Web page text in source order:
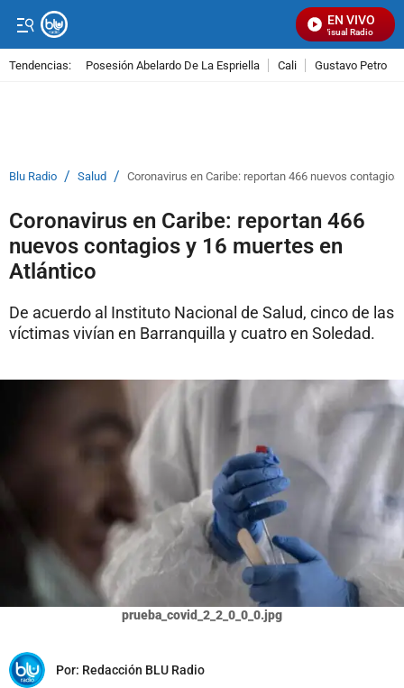
EN VIVO
Señal Visual Radio
Tendencias: Posesión Abelardo De La Espriella Cali Gustavo Petro
Blu Radio / Salud / Coronavirus en Caribe: reportan 466 nuevos
Coronavirus en Caribe: reportan 466
nuevos contagios y 16 muertes en
Atlántico
De acuerdo al Instituto Nacional de Salud, cinco de las
víctimas vivían en Barranquilla y cuatro en Soledad.
prueba_covid_2_2_0_0_0.jpg
Por: Redacción BLU Radio